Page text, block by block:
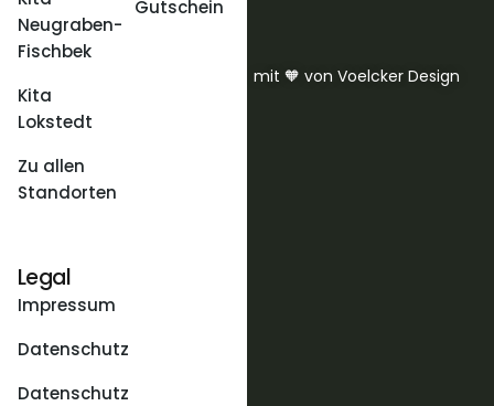
Neugraben-
Fischbek
Kita
Lokstedt
Zu allen
Standorten
Gutschein
Legal
Impressum
Datenschutz
Datenschutz
mit 🧡 von Voelcker Design